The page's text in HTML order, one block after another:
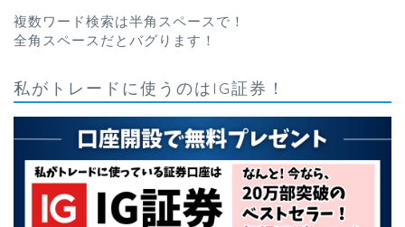
複数ワード検索は半角スペースで！
全角スペースだとバグります！
私がトレードに使うのはIG証券！